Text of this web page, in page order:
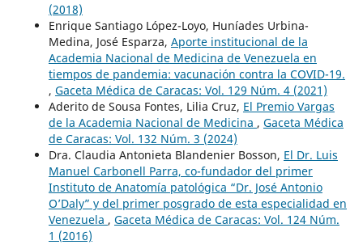
(2018)
Enrique Santiago López-Loyo, Huníades Urbina-
Medina, José Esparza, Aporte institucional de la
Academia Nacional de Medicina de Venezuela en
tiempos de pandemia: vacunación contra la COVID-19.
, Gaceta Médica de Caracas: Vol. 129 Núm. 4 (2021)
Aderito de Sousa Fontes, Lilia Cruz, El Premio Vargas
de la Academia Nacional de Medicina , Gaceta Médica
de Caracas: Vol. 132 Núm. 3 (2024)
Dra. Claudia Antonieta Blandenier Bosson, El Dr. Luis
Manuel Carbonell Parra, co-fundador del primer
Instituto de Anatomía patológica “Dr. José Antonio
O’Daly” y del primer posgrado de esta especialidad en
Venezuela , Gaceta Médica de Caracas: Vol. 124 Núm.
1 (2016)